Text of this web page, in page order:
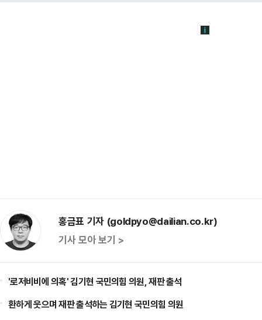
홍금표 기자 (goldpyo@dailian.co.kr)
기사 모아 보기 >
'로저비비에 의혹' 김기현 국민의힘 의원, 재판 출석
환하게 웃으며 재판 출석하는 김기현 국민의힘 의원